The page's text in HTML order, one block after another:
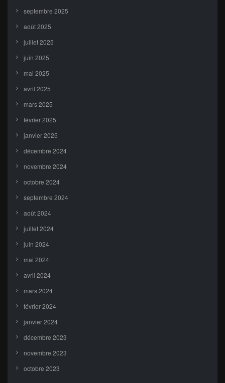
septembre 2025
août 2025
juillet 2025
juin 2025
mai 2025
avril 2025
mars 2025
février 2025
janvier 2025
décembre 2024
novembre 2024
octobre 2024
septembre 2024
août 2024
juillet 2024
juin 2024
mai 2024
avril 2024
mars 2024
février 2024
janvier 2024
décembre 2023
novembre 2023
octobre 2023